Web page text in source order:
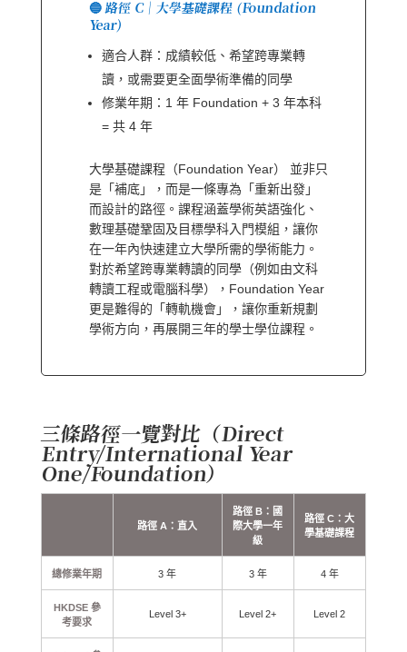
🔵 路徑 C｜大學基礎課程 (Foundation
Year)
適合人群：成績較低、希望跨專業轉
讀，或需要更全面學術準備的同學
修業年期：1 年 Foundation + 3 年本科
= 共 4 年
大學基礎課程（Foundation Year） 並非只
是「補底」，而是一條專為「重新出發」
而設計的路徑。課程涵蓋學術英語強化、
數理基礎鞏固及目標學科入門模組，讓你
在一年內快速建立大學所需的學術能力。
對於希望跨專業轉讀的同學（例如由文科
轉讀工程或電腦科學），Foundation Year
更是難得的「轉軌機會」，讓你重新規劃
學術方向，再展開三年的學士學位課程。
三條路徑一覽對比（Direct
Entry/International Year
One/Foundation）
路徑 A：直入
路徑 B：國
際大學一年
級
路徑 C：大
學基礎課程
總修業年期 3 年 3 年 4 年
HKDSE 參
考要求
Level 3+ Level 2+ Level 2